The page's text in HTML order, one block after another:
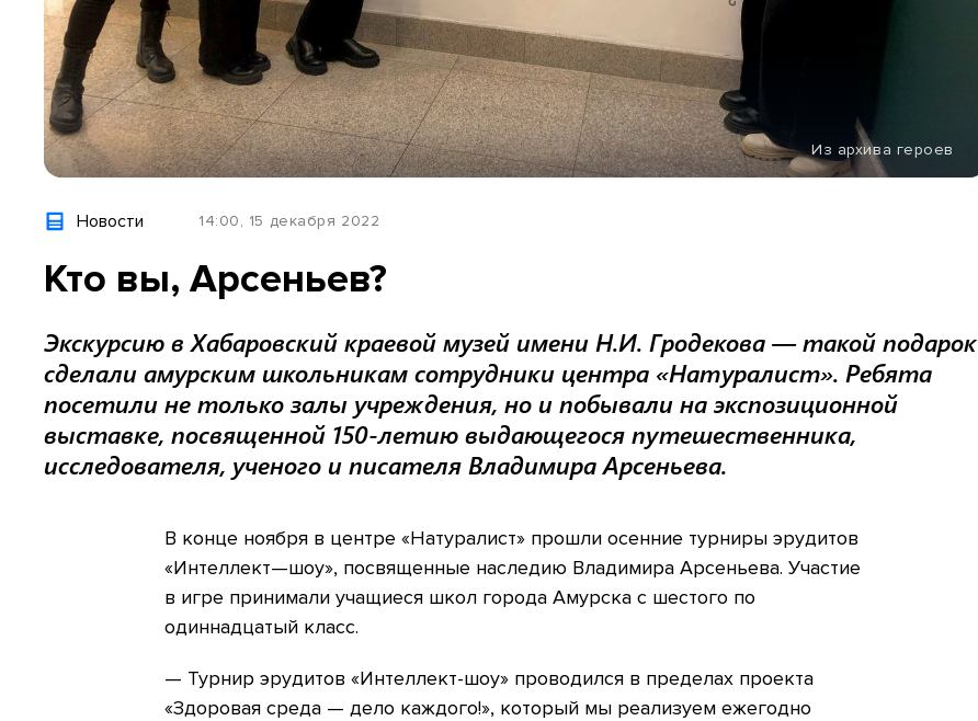
Из архива героев
Новости 14:00, 15 декабря 2022
Кто вы, Арсеньев?
Экскурсию в Хабаровский краевой музей имени Н.И. Гродекова — такой подарок
сделали амурским школьникам сотрудники центра «Натуралист». Ребята
посетили не только залы учреждения, но и побывали на экспозиционной
выставке, посвященной 150-летию выдающегося путешественника,
исследователя, ученого и писателя Владимира Арсеньева.
В конце ноября в центре «Натуралист» прошли осенние турниры эрудитов
«Интеллект—шоу», посвященные наследию Владимира Арсеньева. Участие
в игре принимали учащиеся школ города Амурска с шестого по
одиннадцатый класс.
— Турнир эрудитов «Интеллект-шоу» проводился в пределах проекта
«Здоровая среда — дело каждого!», который мы реализуем ежегодно